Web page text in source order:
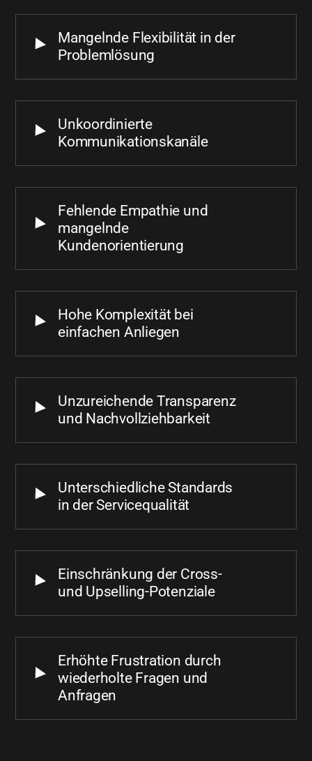
Mangelnde Flexibilität in der
Problemlösung
Unkoordinierte
Kommunikationskanäle
Fehlende Empathie und
mangelnde
Kundenorientierung
Hohe Komplexität bei
einfachen Anliegen
Unzureichende Transparenz
und Nachvollziehbarkeit
Unterschiedliche Standards
in der Servicequalität
Einschränkung der Cross-
und Upselling-Potenziale
Erhöhte Frustration durch
wiederholte Fragen und
Anfragen